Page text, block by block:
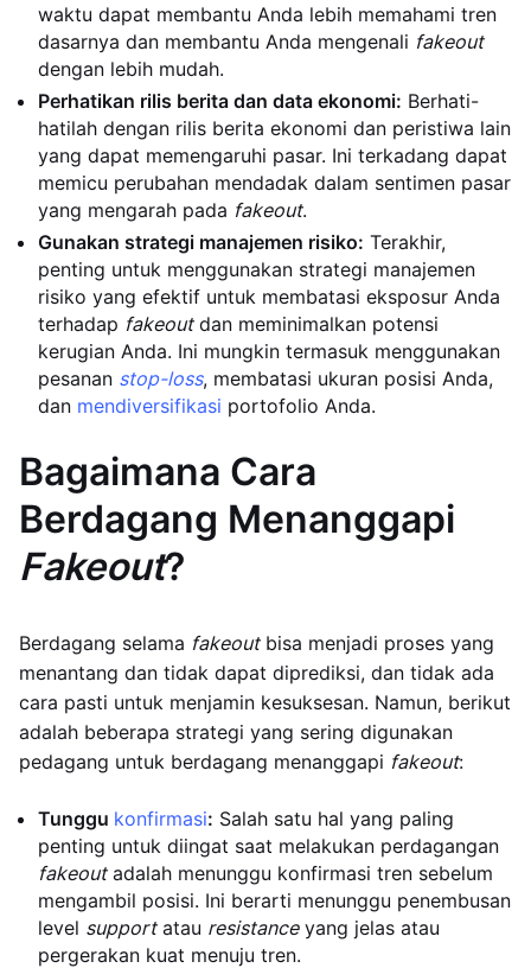
waktu dapat membantu Anda lebih memahami tren
dasarnya dan membantu Anda mengenali fakeout
dengan lebih mudah.
Perhatikan rilis berita dan data ekonomi: Berhati-
hatilah dengan rilis berita ekonomi dan peristiwa lain
yang dapat memengaruhi pasar. Ini terkadang dapat
memicu perubahan mendadak dalam sentimen pasar
yang mengarah pada fakeout.
Gunakan strategi manajemen risiko: Terakhir,
penting untuk menggunakan strategi manajemen
risiko yang efektif untuk membatasi eksposur Anda
terhadap fakeoutdan meminimalkan potensi
kerugian Anda. Ini mungkin termasuk menggunakan
pesanan stop-loss, membatasi ukuran posisi Anda,
dan mendiversifikasi portofolio Anda.
Bagaimana Cara
Berdagang Menanggapi
Fakeout?
Berdagang selama fakeoutbisa menjadi proses yang
menantang dan tidak dapat diprediksi, dan tidak ada
cara pasti untuk menjamin kesuksesan. Namun, berikut
adalah beberapa strategi yang sering digunakan
pedagang untuk berdagang menanggapi fakeout:
Tunggu konfirmasi: Salah satu hal yang paling
penting untuk diingat saat melakukan perdagangan
fakeoutadalah menunggu konfirmasi tren sebelum
mengambil posisi. Ini berarti menunggu penembusan
level supportatau resistanceyang jelas atau
pergerakan kuat menuju tren.